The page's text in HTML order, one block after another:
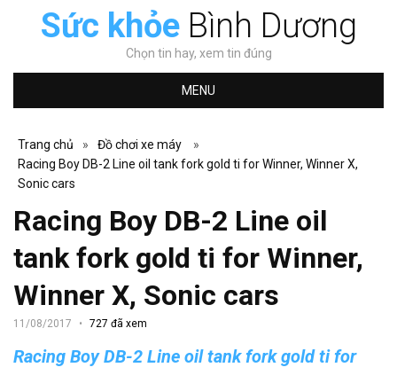
Sức khỏeBình Dương
Chọn tin hay, xem tin đúng
MENU
Trang chủ » Đồ chơi xe máy
»
Racing Boy DB-2 Line oil tank fork gold ti for Winner, Winner X,
Sonic cars
Racing Boy DB-2 Line oil
tank fork gold ti for Winner,
Winner X, Sonic cars
11/08/2017 727 đã xem
Racing Boy DB-2 Line oil tank fork gold ti for